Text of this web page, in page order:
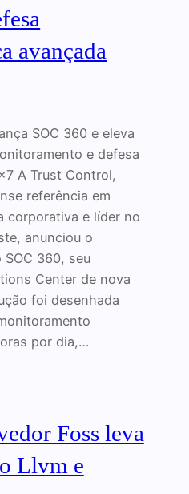
avançada
SOC 360 e eleva
e defesa
A Trust Control,
referência em
corporativa e líder no
anunciou o
360, seu
Center de nova
foi desenhada
por dia,…
Foss leva
Llvm e